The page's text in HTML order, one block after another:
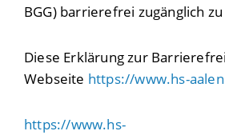
BGG) barrierefrei zugänglich
Diese Erklärung zur
Webseite https://www.hs-
https://www.hs-